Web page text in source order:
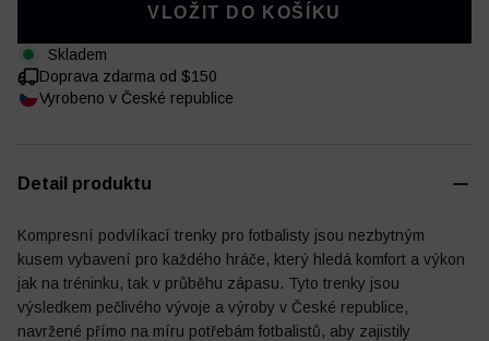
Fotbalový deník Ostatní
VLOŽIT DO KOŠÍKU
Skladem
Doprava zdarma od $150
Vyrobeno v České republice
Detail produktu
Kompresní podvlíkací trenky pro fotbalisty jsou nezbytným
kusem vybavení pro každého hráče, který hledá komfort a výkon
jak na tréninku, tak v průběhu zápasu. Tyto trenky jsou
výsledkem pečlivého vývoje a výroby v České republice,
navržené přímo na míru potřebám fotbalistů, aby zajistily